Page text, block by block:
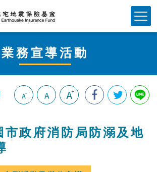
業務宣導活動
市政府消防局防溺及地